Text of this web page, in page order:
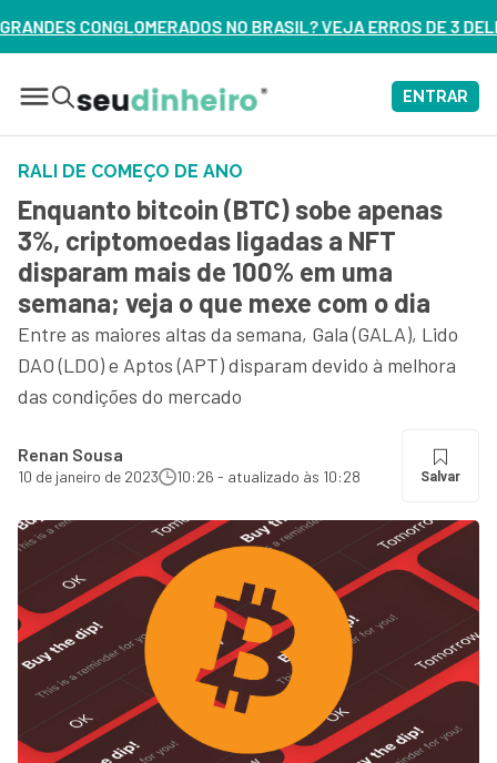
BRASIL? VEJA ERROS DE 3 DELES – ASSISTA AGORA
ENTRAR
RALI DE COMEÇO DE ANO
Enquanto bitcoin (BTC) sobe apenas
3%, criptomoedas ligadas a NFT
disparam mais de 100% em uma
semana; veja o que mexe com o dia
Entre as maiores altas da semana, Gala (GALA), Lido
DAO (LDO) e Aptos (APT) disparam devido à melhora
das condições do mercado
Renan Sousa
10 de janeiro de 2023 10:26 - atualizado às 10:28 Salvar